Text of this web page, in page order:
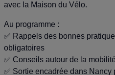
avec la Maison du Vélo.
Au programme :
✅ Rappels des bonnes
obligatoires
✅ Conseils autour de la
✅ Sortie encadrée dans